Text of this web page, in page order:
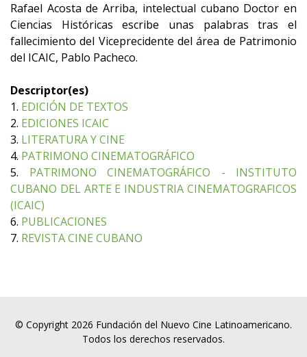
Rafael Acosta de Arriba, intelectual cubano Doctor en
Ciencias Históricas escribe unas palabras tras el
fallecimiento del Viceprecidente del área de Patrimonio
del ICAIC, Pablo Pacheco.
Descriptor(es)
1. EDICIÓN DE TEXTOS
2. EDICIONES ICAIC
3. LITERATURA Y CINE
4. PATRIMONO CINEMATOGRÁFICO
5. PATRIMONO CINEMATOGRÁFICO - INSTITUTO
CUBANO DEL ARTE E INDUSTRIA CINEMATOGRAFICOS
(ICAIC)
6. PUBLICACIONES
7. REVISTA CINE CUBANO
© Copyright 2026 Fundación del Nuevo Cine Latinoamericano.
Todos los derechos reservados.